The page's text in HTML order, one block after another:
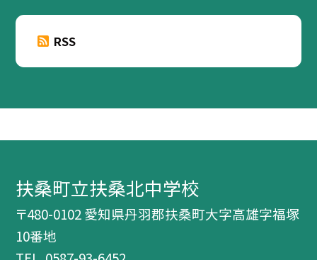
RSS
扶桑町立扶桑北中学校
〒480-0102 愛知県丹羽郡扶桑町大字高雄字福塚
10番地